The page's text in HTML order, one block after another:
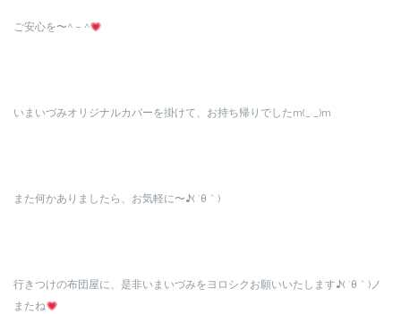
ご安心を〜^ – ^
いまいづみオリジナルカバーを掛けて、お持ち帰りでしたm(_ _)m
また何かありましたら、お気軽に〜♪( ´θ｀)
行きつけの布団屋に、是非いまいづみをヨロシクお願いいたします♪( ´θ｀)ノ
またね